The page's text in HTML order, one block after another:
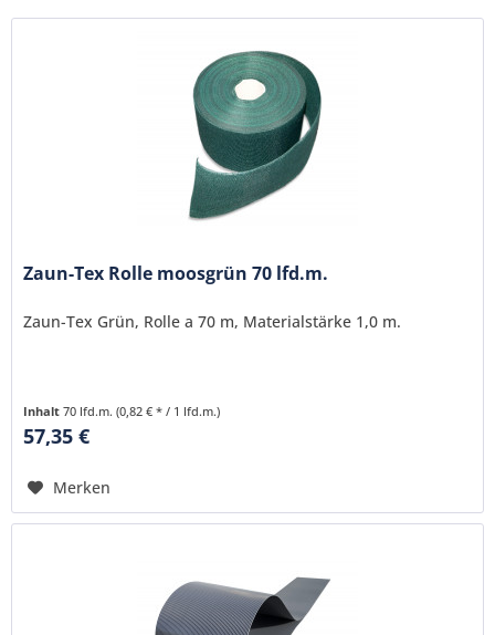
Zaun-Tex Rolle moosgrün 70 lfd.m.
Zaun-Tex Grün, Rolle a 70 m, Materialstärke 1,0 m.
Inhalt70 lfd.m.(0,82 € * / 1 lfd.m.)
57,35 €
Merken